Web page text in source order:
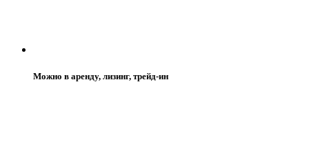
Можно в аренду, лизинг, трейд-ин